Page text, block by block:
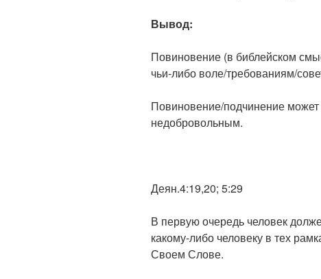
Вывод:
Повиновение (в библейском
чьи-либо воле/требованиям/
Повиновение/подчинение
недобровольным.
Деян.4:19,20; 5:29
В первую очередь человек
какому-либо человеку в тех
Своем Слове.